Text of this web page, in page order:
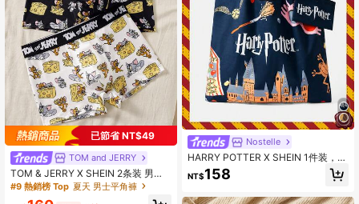
已節省 NT$49
TOM and JERRY
TOM & JERRY X SHEIN 2条装 男士
字母卡通印花休闲日常三角裤
#9 熱銷榜 Top 夏天 男士平角褲
Nostelle
HARRY POTTER X SHEIN 1件装，四
款大学背心包，可折叠手提包，女士
款
NT$158